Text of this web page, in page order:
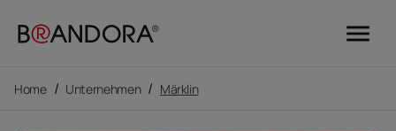
menu
Home / Unternehmen / Märklin